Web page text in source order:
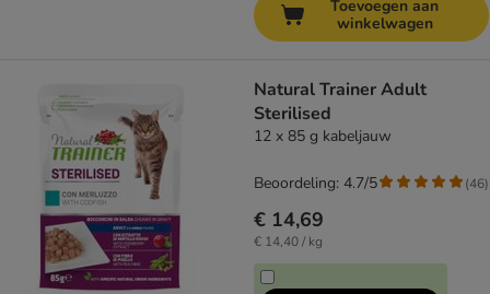
Toevoegen aan
winkelwagen
Natural Trainer Adult
Sterilised
12 x 85 g kabeljauw
€ 14,69
€ 14,40 / kg
Beoordeling: 4.7/5 (46)